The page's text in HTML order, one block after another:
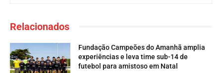
Relacionados
Fundação Campeões do Amanhã amplia
experiências e leva time sub-14 de
futebol para amistoso em Natal